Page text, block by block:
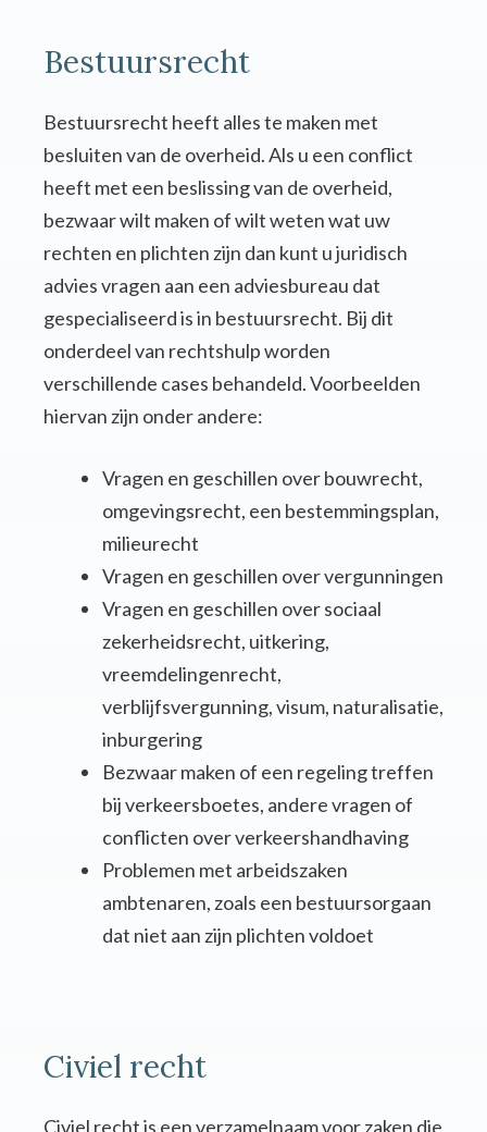
Bestuursrecht
Bestuursrecht heeft alles te maken met
besluiten van de overheid. Als u een conflict
heeft met een beslissing van de overheid,
bezwaar wilt maken of wilt weten wat uw
rechten en plichten zijn dan kunt u juridisch
advies vragen aan een adviesbureau dat
gespecialiseerd is in bestuursrecht. Bij dit
onderdeel van rechtshulp worden
verschillende cases behandeld. Voorbeelden
hiervan zijn onder andere:
Vragen en geschillen over bouwrecht,
omgevingsrecht, een bestemmingsplan,
milieurecht
Vragen en geschillen over vergunningen
Vragen en geschillen over sociaal
zekerheidsrecht, uitkering,
vreemdelingenrecht,
verblijfsvergunning, visum, naturalisatie,
inburgering
Bezwaar maken of een regeling treffen
bij verkeersboetes, andere vragen of
conflicten over verkeershandhaving
Problemen met arbeidszaken
ambtenaren, zoals een bestuursorgaan
dat niet aan zijn plichten voldoet
Civiel recht
Civiel recht is een verzamelnaam voor zaken die